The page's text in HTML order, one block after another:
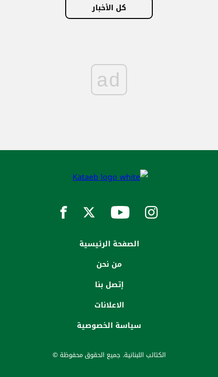
كل الأخبار
ad
الصفحة الرئيسية
من نحن
إتصل بنا
الاعلانات
سياسة الخصوصية
الكتائب اللبنانية. جميع الحقوق محفوظة ©